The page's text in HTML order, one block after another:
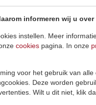
informeren wij u
instellen. Meer
cookies pagina. In onze
voor het gebruik van
Deze worden
Wilt u dit niet, klik
Is de